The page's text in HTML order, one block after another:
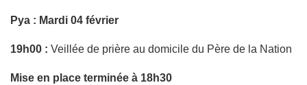
Pya : Mardi 04 février
19h00 : Veillée de prière au domicile du Père de la Nation
Mise en place terminée à 18h30